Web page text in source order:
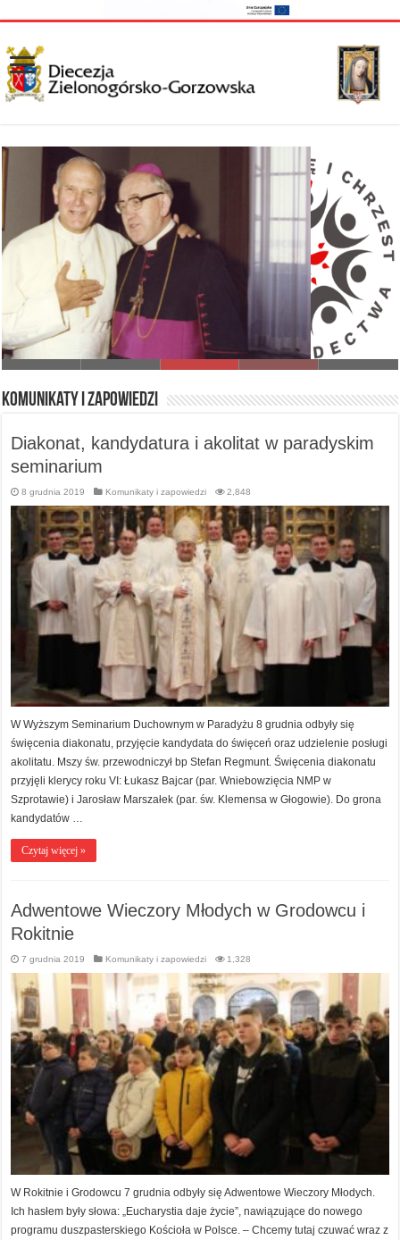
I Synod Diecezji Zielonogórsko-Gorzowskiej
Komunikaty i zapowiedzi
Diakonat, kandydatura i akolitat w paradyskim
seminarium
8 grudnia 2019 Komunikaty i zapowiedzi 2,848
W Wyższym Seminarium Duchownym w Paradyżu 8 grudnia odbyły się
święcenia diakonatu, przyjęcie kandydata do święceń oraz udzielenie posługi
akolitatu. Mszy św. przewodniczył bp Stefan Regmunt. Święcenia diakonatu
przyjęli klerycy roku VI: Łukasz Bajcar (par. Wniebowzięcia NMP w
Szprotawie) i Jarosław Marszałek (par. św. Klemensa w Głogowie). Do grona
kandydatów …
Czytaj więcej »
Adwentowe Wieczory Młodych w Grodowcu i
Rokitnie
7 grudnia 2019 Komunikaty i zapowiedzi 1,328
W Rokitnie i Grodowcu 7 grudnia odbyły się Adwentowe Wieczory Młodych.
Ich hasłem były słowa: „Eucharystia daje życie”, nawiązujące do nowego
programu duszpasterskiego Kościoła w Polsce. – Chcemy tutaj czuwać wraz z